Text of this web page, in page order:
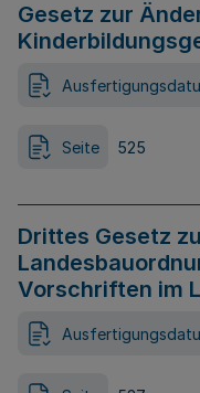
Gesetz zur
Seite 525
Drittes Gesetz
Vorschriften im